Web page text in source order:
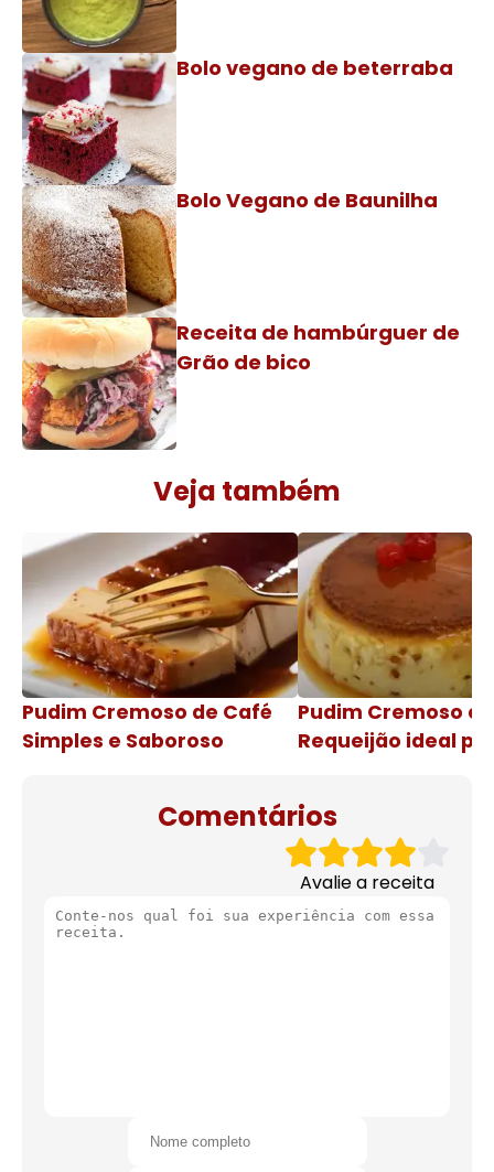
Bolo vegano de beterraba
Bolo Vegano de Baunilha
Receita de hambúrguer de
Grão de bico
Veja também
Pudim Cremoso de Café
Simples e Saboroso
Pudim Cremoso
Requeijão ideal
Comentários
Avalie a receita